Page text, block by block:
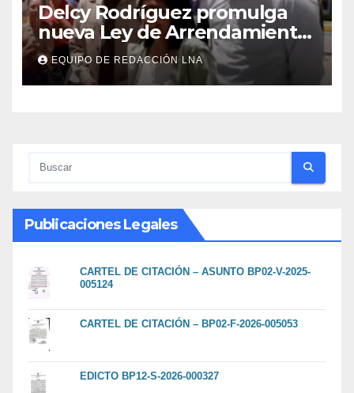
Delcy Rodríguez promulga
nueva Ley de Arrendamiento
para atender a familias
damnificadas
EQUIPO DE REDACCIÓN LNA
Publicaciones Legales
CARTEL DE CITACIÓN – ASUNTO BP02-V-2025-
005124
CARTEL DE CITACIÓN – BP02-F-2026-005053
EDICTO BP12-S-2026-000327